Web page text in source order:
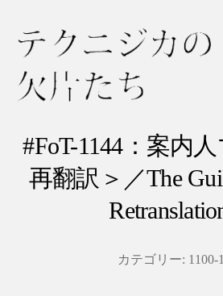
ク
ニ
ジ
#FoT-1144：案内
再翻訳＞／The
カテゴリー: 1100-